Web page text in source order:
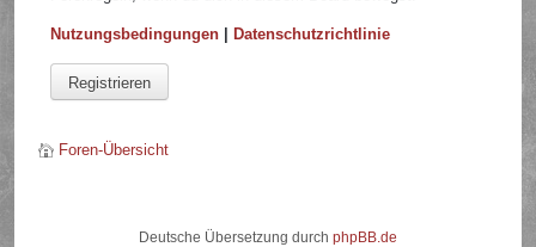
Nutzungsbedingungen |Datenschutzrichtlinie
Registrieren
Foren-Übersicht
Deutsche Übersetzung durch phpBB.de